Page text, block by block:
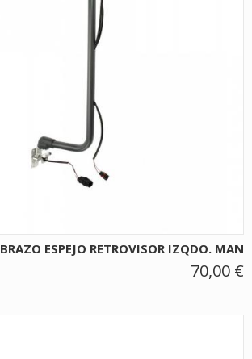
BRAZO ESPEJO RETROVISOR IZQDO. MAN
70,00 €